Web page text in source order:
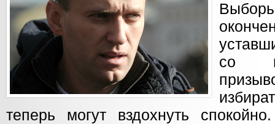
со
теперь могут вздохнуть